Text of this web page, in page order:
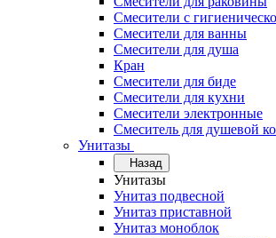
Смесители с
Смесители для ванны
Смесители для душа
Кран
Смесители для биде
Смесители для кухни
Смесители электронные
Смеситель для душевой
Унитазы
Назад
Унитазы
Унитаз подвесной
Унитаз приставной
Унитаз моноблок